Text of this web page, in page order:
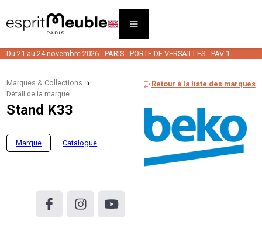
Du 21 au 24 novembre 2026 - PARIS - PORTE DE VERSAILLES - PAV 1
Marques & Collections
Détail de la marque
Retour à la liste des marques
Stand K33
Marque Catalogue